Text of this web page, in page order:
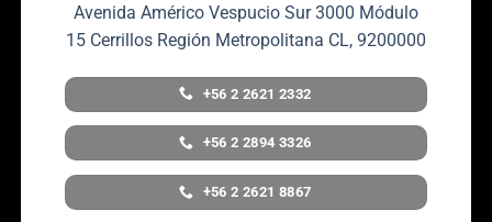
Avenida Américo Vespucio Sur 3000 Módulo
15 Cerrillos Región Metropolitana CL, 9200000
+56 2 2621 2332
+56 2 2894 3326
+56 2 2621 8867